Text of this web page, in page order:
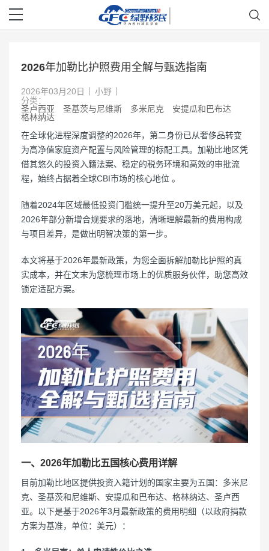
2026年加勒比护照费用全解与甄选指南
2026年03月20日
小野
分类：
圣卢西亚
圣基茨与尼维斯 多米尼克
安提瓜和巴布达
格林纳达
在全球化进程深度调整的2026年，第二身份已从奢侈品转变
为高净值家庭资产配置与风险管理的标配工具。加勒比地区凭
借其悠久的投资入籍法案、稳定的税务环境和高效的审批流
程，始终占据着全球CBI市场的核心地位 。
随着2024年区域最低投资门槛统一提升至20万美元起，以及
2026年部分新增合规要求的落地，清晰理解最新的费用构成
与项目差异，是做出明智决策的第一步。
本文将基于2026年最新政策，为您全面拆解加勒比护照的真
实成本，并在文末为您梳理市场上的优质服务伙伴，助您高效
锁定适配方案。
一、2026年加勒比五国核心费用详解
目前加勒比地区提供投资入籍计划的国家主要为五国：多米尼
克、圣基茨和尼维斯、安提瓜和巴布达、格林纳达、圣卢西
亚。以下是基于2026年3月最新政策的费用明细（以政府捐款
方案为基准，单位：美元）：